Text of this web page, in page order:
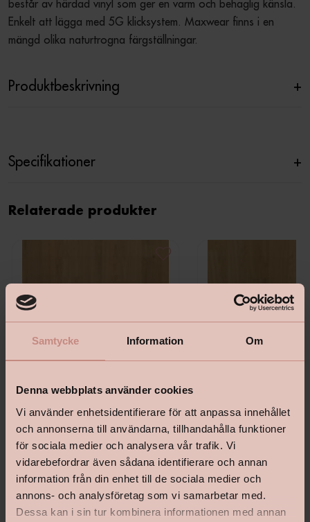
Samtycke Information Om
Denna webbplats använder cookies
Vi använder enhetsidentifierare för att anpassa innehållet
och annonserna till användarna, tillhandahålla funktioner
för sociala medier och analysera vår trafik. Vi
vidarebefordrar även sådana identifierare och annan
information från din enhet till de sociala medier och
annons- och analysföretag som vi samarbetar med.
Dessa kan i sin tur kombinera informationen med annan
består av härdad vinyl som ger en varm och behaglig känsla.
Enkelt att lägga med 5G klicksystem. Maxwear finns i en
mängd olika naturtrogna färgställningar.
Produktbeskrivning +
Specifikationer +
Relaterade produkter
Maxwood Xl Ek Natur Maxwood Lodge Ek